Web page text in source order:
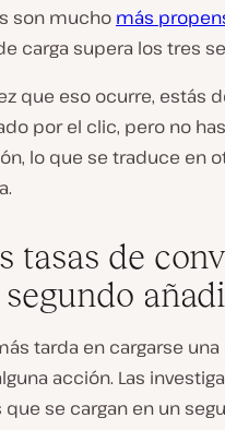
son mucho más
carga supera los tres
que eso ocurre, estás
por el clic, pero no
lo que se traduce en
tasas de
tarda en cargarse
acción. Las
que se cargan en un